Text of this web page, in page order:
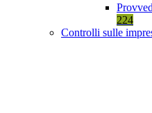
224
Controlli sulle